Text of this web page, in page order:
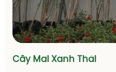
Cây Mai Xanh Thái